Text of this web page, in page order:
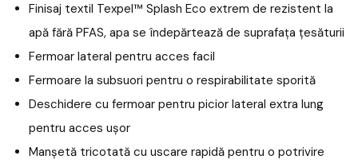
Finisaj textil Texpel™ Splash Eco extrem de rezistent la
apă fără PFAS, apa se îndepărtează de suprafața țesăturii
Fermoar lateral pentru acces facil
Fermoare la subsuori pentru o respirabilitate sporită
Deschidere cu fermoar pentru picior lateral extra lung
pentru acces ușor
Manșetă tricotată cu uscare rapidă pentru o potrivire